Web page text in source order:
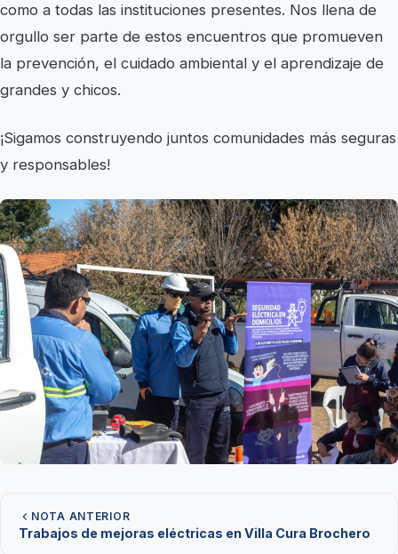
como a todas las instituciones presentes. Nos llena de
orgullo ser parte de estos encuentros que promueven
la prevención, el cuidado ambiental y el aprendizaje de
grandes y chicos.
¡Sigamos construyendo juntos comunidades más seguras
y responsables!
NOTA ANTERIOR
Trabajos de mejoras eléctricas en Villa Cura Brochero